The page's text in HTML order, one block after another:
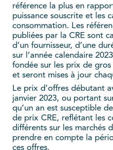
référence la plus en
puissance souscrite et les
consommation. Les
publiées par la CRE sont
d’un fournisseur, d’une
sur l’année calendaire
fondée sur les prix de
et seront mises à jour
Le prix d’offres débutant
janvier 2023, ou portant
qu’un an est susceptible
de prix CRE, reflétant les
différents sur les marchés
prendre en compte la
ces offres.